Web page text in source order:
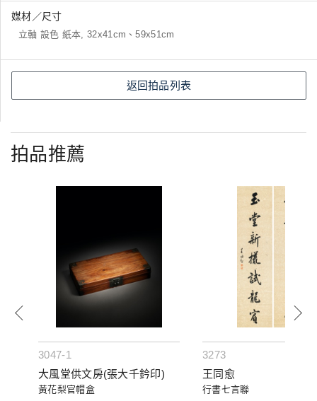
媒材／尺寸
立軸 設色 紙本, 32x41cm、59x51cm
返回拍品列表
拍品推薦
3047-1
大風堂供文房(張大千鈐印)
黃花梨官帽盒
3273
王同愈
行書七言聯